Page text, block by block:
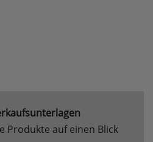
Produkte auf einen Blick